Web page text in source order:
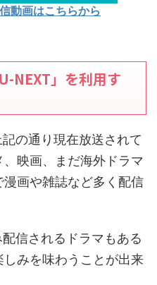
動画はこちらから
NEXT」を利用す
の通り現在放送されて
映画、まだ海外ドラマ
画や雑誌など多く配信
信されるドラマもある
みを味わうことが出来